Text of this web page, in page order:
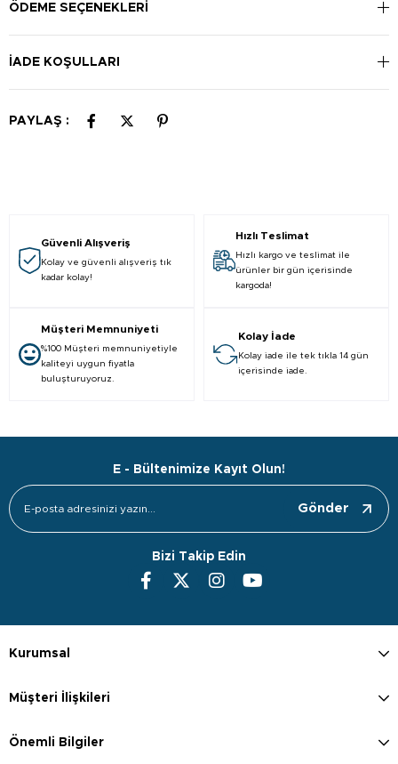
ÖDEME SEÇENEKLERI
İADE KOŞULLARI
PAYLAŞ :
Güvenli Alışveriş
Kolay ve güvenli alışveriş tık
kadar kolay!
Hızlı Teslimat
Hızlı kargo ve teslimat ile
ürünler bir gün içerisinde
kargoda!
Müşteri Memnuniyeti
%100 Müşteri memnuniyetiyle
kaliteyi uygun fiyatla
buluşturuyoruz.
Kolay İade
Kolay iade ile tek tıkla 14 gün
içerisinde iade.
E - Bültenimize Kayıt Olun!
Gönder
Bizi Takip Edin
Kurumsal
Müşteri İlişkileri
Önemli Bilgiler